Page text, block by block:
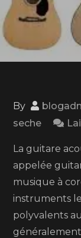
By
seche
La guitare
appelée
musique à
instruments
polyvalents